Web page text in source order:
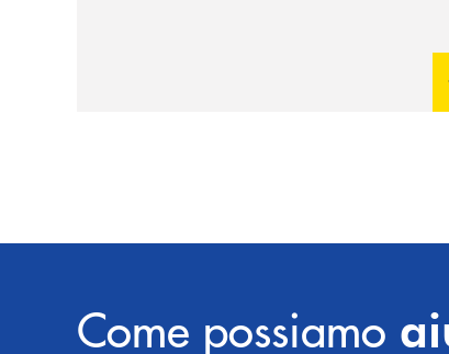
sulla condivisione di valori comuni e sulla
prossimità ai territori, per ampliare
Come possiamo